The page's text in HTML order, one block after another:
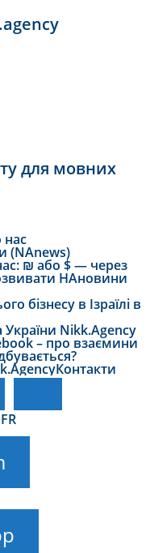
для мовних
нас
(NAnews)
₪ або $ — через
НАновини
бізнесу в Ізраїлі в
Nikk.Agency
– про взаємини
Контакти
FR